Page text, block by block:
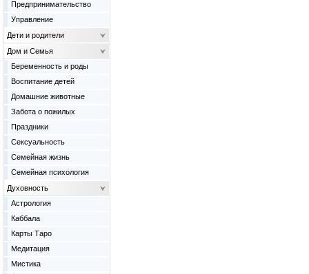
Предпринимательство
Управление
Дети и родители
Дом и Семья
Беременность и роды
Воспитание детей
Домашние животные
Забота о пожилых
Праздники
Сексуальность
Семейная жизнь
Семейная психология
Духовность
Астрология
Каббала
Карты Таро
Медитация
Мистика